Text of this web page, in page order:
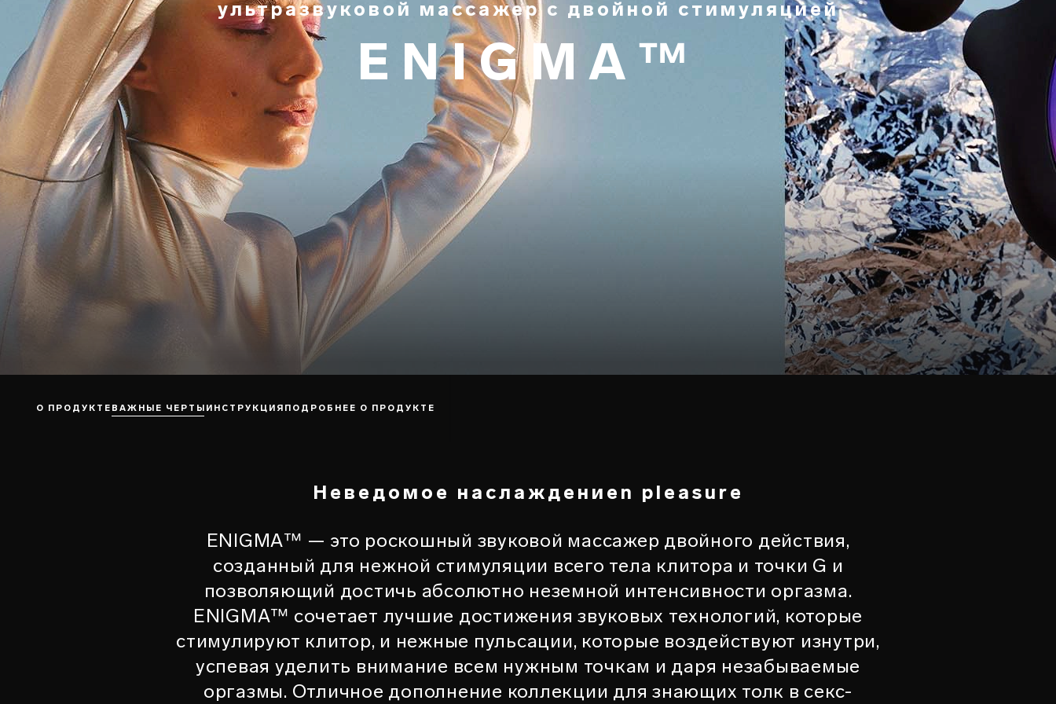
ультразвуковой массажер с двойной стимуляцией
ENIGMA™
О ПРОДУКТЕ ВАЖНЫЕ ЧЕРТЫ ИНСТРУКЦИЯ ПОДРОБНЕЕ О ПРОДУКТЕ
Неведомое наслаждениеn pleasure
ENIGMA™ — это роскошный звуковой массажер двойного действия,
созданный для нежной стимуляции всего тела клитора и точки G и
позволяющий достичь абсолютно неземной интенсивности оргазма.
ENIGMA™ сочетает лучшие достижения звуковых технологий, которые
стимулируют клитор, и нежные пульсации, которые воздействуют изнутри,
успевая уделить внимание всем нужным точкам и даря незабываемые
оргазмы. Отличное дополнение коллекции для знающих толк в секс-